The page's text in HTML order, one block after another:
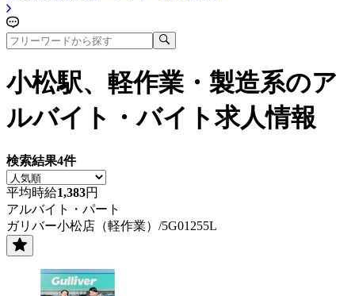
小松駅、軽作業・製造系のア
ルバイト・バイト求人情報
検索結果4件
平均時給1,383円
アルバイト・パート
ガリバー小松店（軽作業）/5G01255L